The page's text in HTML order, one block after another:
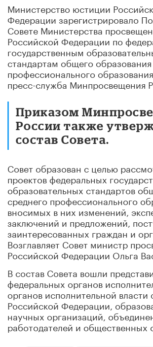
Министерство юстиции
Федерации зарегистрировало
Совете Министерства
Российской Федерации по
государственным
стандартам общего
профессионального образования,
пресс-служба Минпросвещения
Приказом
России также
состав Совета.
Совет образован с целью
проектов федеральных
образовательных стандартов
среднего профессионального
вносимых в них изменений,
заключений и предложений,
заинтересованных граждан и
Возглавляет Совет министр
Российской Федерации Ольга
В состав Совета вошли
федеральных органов
органов исполнительной власти
Российской Федерации,
научных организаций,
работодателей и общественных